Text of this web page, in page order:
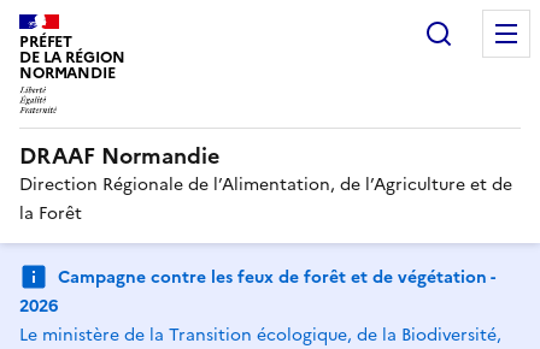
PRÉFET
DE LA RÉGION
NORMANDIE
DRAAF Normandie
Direction Régionale de l’Alimentation, de l’Agriculture et de
la Forêt
Campagne contre les feux de forêt et de végétation -
2026
Le ministère de la Transition écologique, de la Biodiversité,